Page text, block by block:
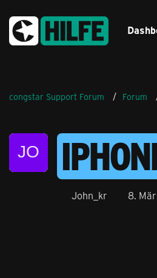
congstar Support Forum Forum
John_kr 8.